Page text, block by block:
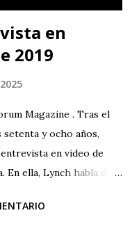
en
2019
Magazine . Tras el
y ocho años,
en video de
ella, Lynch habla de
estudiante en la
hasta su mudanza a